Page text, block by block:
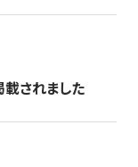
されました